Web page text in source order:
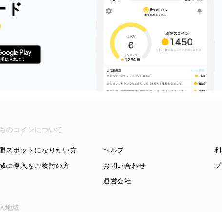
ド
のコインについて
スポットになりたい方
に導入をご検討の方
ヘルプ
お問い合わせ
運営会社
地域